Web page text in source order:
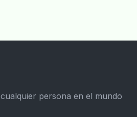
persona en el mundo